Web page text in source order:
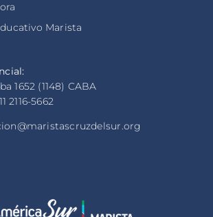
Marista
1652 (1148) CABA
2116-5662